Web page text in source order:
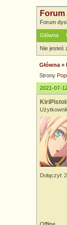
Forum
Główna
Nie jesteś
Główna »
Strony
2021-07-
Dołączył: